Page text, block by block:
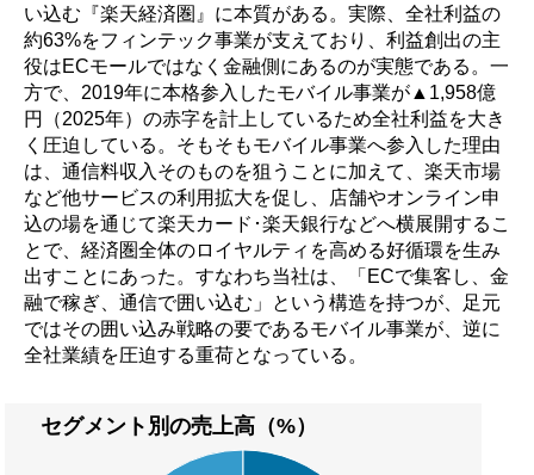
い込む『楽天経済圏』に本質がある。実際、全社利益の
約63%をフィンテック事業が支えており、利益創出の主
役はECモールではなく金融側にあるのが実態である。一
方で、2019年に本格参入したモバイル事業が▲1,958億
円（2025年）の赤字を計上しているため全社利益を大き
く圧迫している。そもそもモバイル事業へ参入した理由
は、通信料収入そのものを狙うことに加えて、楽天市場
など他サービスの利用拡大を促し、店舗やオンライン申
込の場を通じて楽天カード･楽天銀行などへ横展開するこ
とで、経済圏全体のロイヤルティを高める好循環を生み
出すことにあった。すなわち当社は、「ECで集客し、金
融で稼ぎ、通信で囲い込む」という構造を持つが、足元
ではその囲い込み戦略の要であるモバイル事業が、逆に
全社業績を圧迫する重荷となっている。
セグメント別の売上高（%）